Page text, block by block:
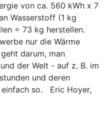
von ca. 560 kWh x 7
Wasserstoff (1 kg
= 73 kg herstellen.
nur die Wärme
darum, man
der Welt - auf z. B. im
und deren
einfach so. Eric Hoyer,